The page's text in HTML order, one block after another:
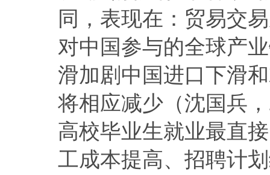
同，表现在：贸易交
对中国参与的全球产
滑加剧中国进口下滑
将相应减少（沈国兵
高校毕业生就业最直
工成本提高、招聘计